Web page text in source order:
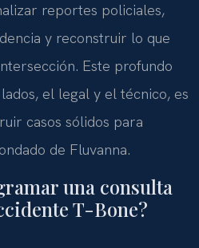
reportes policiales,
y reconstruir lo que
Este profundo
el legal y el técnico, es
casos sólidos para
de Fluvanna.
una consulta
T-Bone?